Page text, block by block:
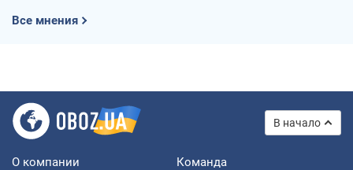
Все мнения
В начало
О компании Команда